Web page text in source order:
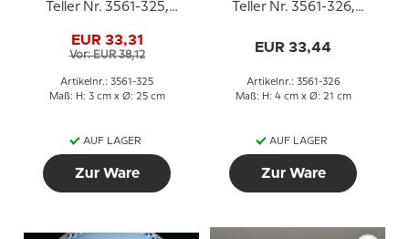
Teller Nr. 3561-325,
EUR 33,31
Vor: EUR 38,12
Artikelnr.: 3561-325
Maß: H: 3 cm x Ø: 25 cm
AUF LAGER
Zur Ware
Teller Nr. 3561-326,
EUR 33,44
Artikelnr.: 3561-326
Maß: H: 4 cm x Ø: 21 cm
AUF LAGER
Zur Ware